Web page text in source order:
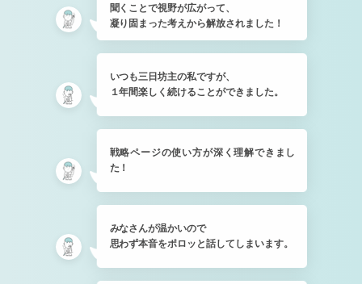
聞くことで視野が広がって、
凝り固まった考えから解放されました！
いつも三日坊主の私ですが、
１年間楽しく続けることができました。
戦略ページの使い方が深く理解できまし
た！
みなさんが温かいので
思わず本音をポロッと話してしまいます。